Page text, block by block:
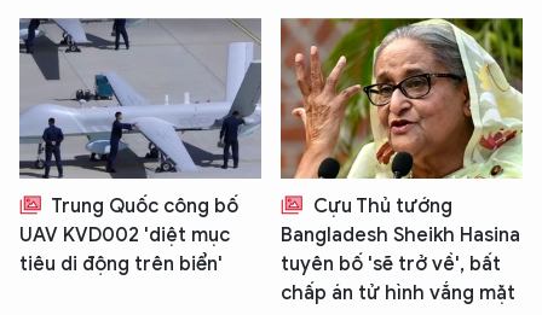
Trung Quốc công bố
UAV KVD002 'diệt mục
tiêu di động trên biển'
Cựu Thủ tướng
Bangladesh Sheikh Hasina
tuyên bố 'sẽ trở về', bất
chấp án tử hình vắng mặt